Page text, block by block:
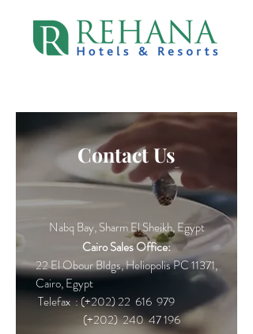
Contact Us
Nabq Bay, Sharm El Sheikh, Egypt
Cairo Sales Office:
22 El Obour Bldgs, Heliopolis PC 11371,
Cairo, Egypt
Telefax : (+202) 22 616 979
(+202) 240 47 196